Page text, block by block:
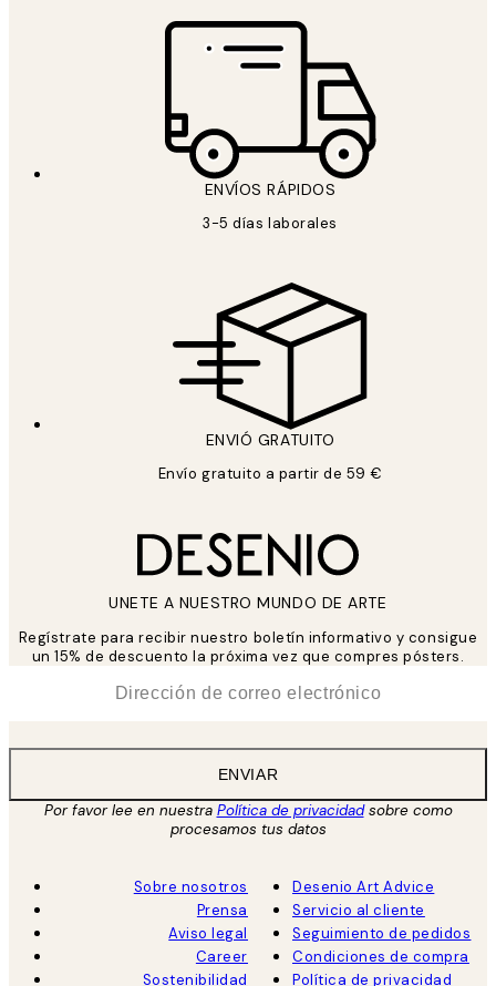
ENVÍOS RÁPIDOS
3-5 días laborales
ENVIÓ GRATUITO
Envío gratuito a partir de 59 €
UNETE A NUESTRO MUNDO DE ARTE
Regístrate para recibir nuestro boletín informativo y consigue
un 15% de descuento la próxima vez que compres pósters.
ENVIAR
Por favor lee en nuestra Política de privacidadsobre como
procesamos tus datos
Sobre nosotros
Prensa
Aviso legal
Career
Sostenibilidad
Desenio Art Advice
Servicio al cliente
Seguimiento de pedidos
Condiciones de compra
Política de privacidad